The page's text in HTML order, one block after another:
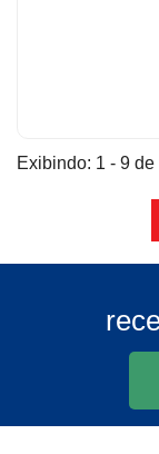
Exibindo: 1 - 9